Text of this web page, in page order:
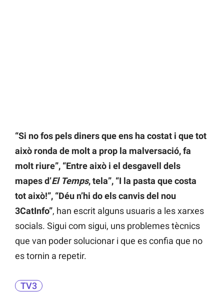
“Si no fos pels diners que ens ha costat i que tot
això ronda de molt a prop la malversació, fa
molt riure”, “Entre això i el desgavell dels
mapes d’El Temps, tela”, “I la pasta que costa
tot això!”, “Déu n’hi do els canvis del nou
3CatInfo”, han escrit alguns usuaris a les xarxes
socials. Sigui com sigui, uns problemes tècnics
que van poder solucionar i que es confia que no
es tornin a repetir.
TV3